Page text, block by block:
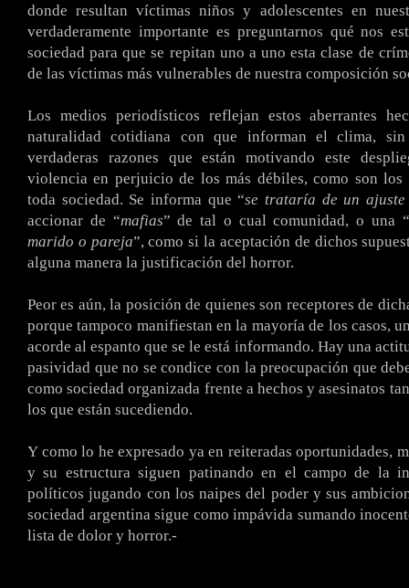
donde resultan víctimas niños y adolescentes en
verdaderamente importante es preguntarnos qué nos
sociedad para que se repitan uno a uno esta clase de
de las víctimas más vulnerables de nuestra composición
Los medios periodísticos reflejan estos aberrantes
naturalidad cotidiana con que informan el clima,
verdaderas razones que están motivando este
violencia en perjuicio de los más débiles, como son
toda sociedad. Se informa que “se trataría de un ajuste
accionar de “mafias” de tal o cual comunidad, o una “
marido o pareja”, como si la aceptación de dichos
alguna manera la justificación del horror.
Peor es aún, la posición de quienes son receptores de
porque tampoco manifiestan en la mayoría de los casos,
acorde al espanto que se le está informando. Hay una
pasividad que no se condice con la preocupación que
como sociedad organizada frente a hechos y asesinatos
los que están sucediendo.
Y como lo he expresado ya en reiteradas oportunidades,
y su estructura siguen patinando en el campo de la
políticos jugando con los naipes del poder y sus
sociedad argentina sigue como impávida sumando
lista de dolor y horror.-